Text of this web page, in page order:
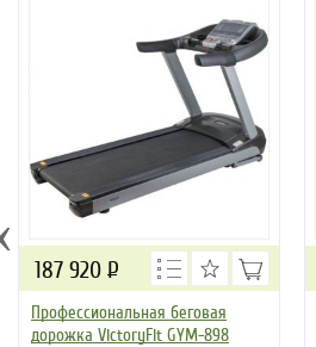
Профессиональная беговая
дорожка VictoryFit GYM-898
187 920 Р